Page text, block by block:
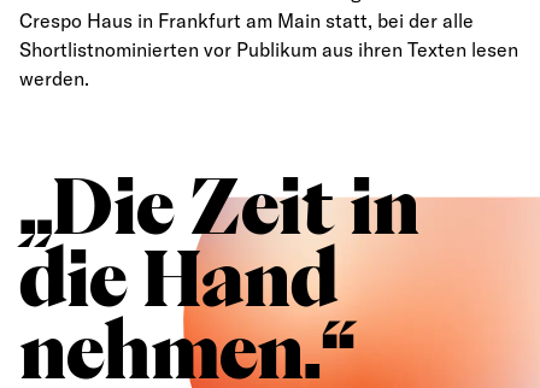
Crespo Haus in Frankfurt am Main statt, bei der alle
Shortlistnominierten vor Publikum aus ihren Texten lesen
werden.
„Die Zeit in
die Hand
nehmen.“